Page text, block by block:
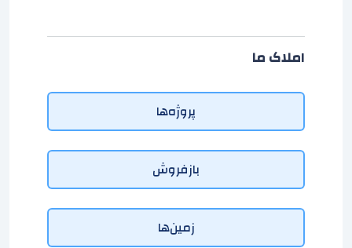
املاک ما
پروژه‌ها
بازفروش
زمین‌ها